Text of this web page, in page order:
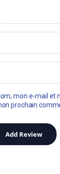
mon e-mail et
prochain